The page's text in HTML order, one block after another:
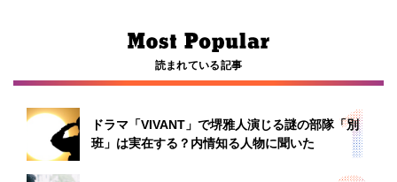
読まれている記事
ドラマ「VIVANT」で堺雅人演じる謎の部隊「別
班」は実在する？内情知る人物に聞いた